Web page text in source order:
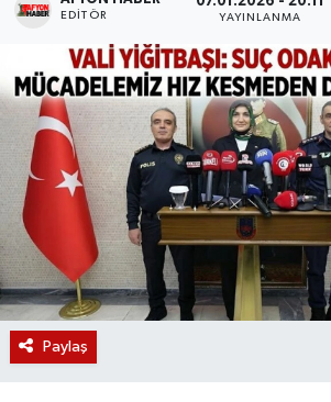
EDITÖR YAYINLANMA
Paylaş
Etkinlikler